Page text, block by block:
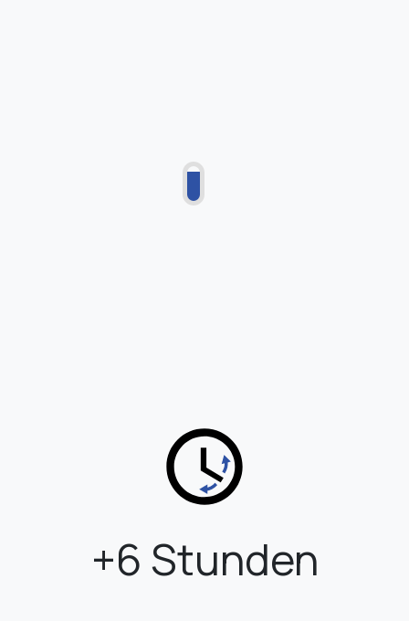
+6 Stunden